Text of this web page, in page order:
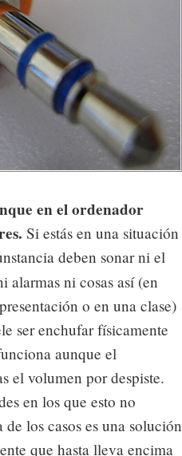
en el ordenador
Si estás en una situación
deben sonar ni el
alarmas ni cosas así (en
o en una clase)
ser enchufar físicamente
aunque el
el volumen por despiste.
en los que esto no
los casos es una solución
que hasta lleva encima